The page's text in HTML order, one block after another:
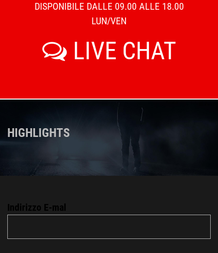
DISPONIBILE DALLE 09.00 ALLE 18.00
LUN/VEN
LIVE CHAT
HIGHLIGHTS
Indirizzo E-mal